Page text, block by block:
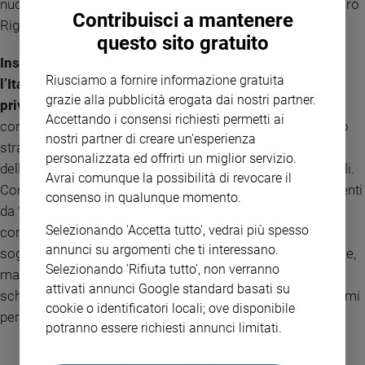
nuova serie targata Rai, ideata da Carlo Lucarelli e Giampiero
Rigosi, ambientata nello stesso territorio del Festival.
Insomma, con oltre 160 titoli da 34 Paesi del mondo,
l’Italian Global Series si propone come un osservatorio
privilegiato sulla serialità internazionale, un luogo di
confronto tra autori, produttori e talenti, e un appuntamento
strategico nel calendario estivo europeo, in quel momento
dell’anno in cui le grandi serie si preparano ai lanci autunnali.
Con la selezione ufficiale che comprende 21 serie provenienti
da 15 Paesi, la Riviera romagnola si conferma territorio di
confine tra immaginazione e realtà, industria audiovisiva e
sogno collettivo. Rimini e Riccione non solo località di mare,
ma anche città affacciate sull'Adriatico, dove sul grande
schermo si incontrano storie e misteri, personaggi ed enigmi
per emozionare, far riflettere e sognare il pubblico.
Contribuisci a mantenere
questo sito gratuito
Riusciamo a fornire informazione gratuita
grazie alla pubblicità erogata dai nostri partner.
Accettando i consensi richiesti permetti ai
nostri partner di creare un'esperienza
personalizzata ed offrirti un miglior servizio.
Avrai comunque la possibilità di revocare il
consenso in qualunque momento.
Selezionando 'Accetta tutto', vedrai più spesso
annunci su argomenti che ti interessano.
Selezionando 'Rifiuta tutto', non verranno
attivati annunci Google standard basati su
cookie o identificatori locali; ove disponibile
potranno essere richiesti annunci limitati.